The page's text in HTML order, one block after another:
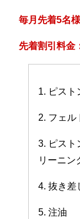
毎月先着5名
先着割引料金
1. ピスト
2. フェル
3. ピスト
リーニン
4. 抜き差
5. 注油